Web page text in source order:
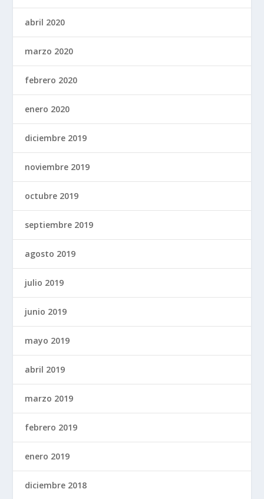
abril 2020
marzo 2020
febrero 2020
enero 2020
diciembre 2019
noviembre 2019
octubre 2019
septiembre 2019
agosto 2019
julio 2019
junio 2019
mayo 2019
abril 2019
marzo 2019
febrero 2019
enero 2019
diciembre 2018